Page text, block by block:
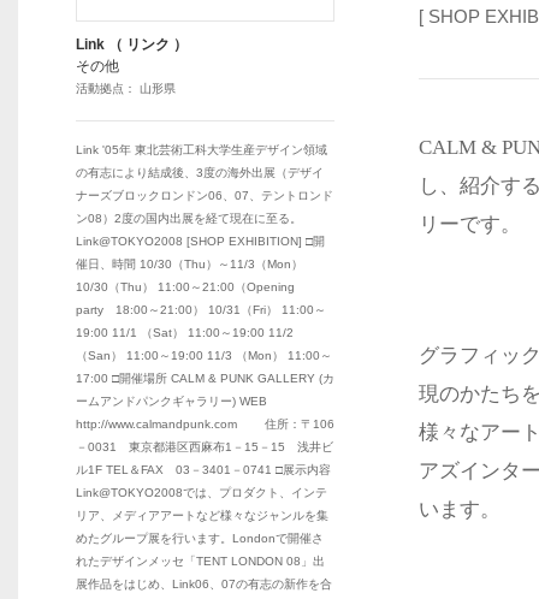
[ SHOP
CALM &
し、紹介す
リーです。
グラフィッ
現のかたち
様々なアー
アズインタ
います。
Link （ リンク ）
その他
活動拠点： 山形県
Link '05年 東北芸術工科大学生産デザイン領域
の有志により結成後、3度の海外出展（デザイ
ナーズブロックロンドン06、07、テントロンド
ン08）2度の国内出展を経て現在に至る。
Link@TOKYO2008 [SHOP EXHIBITION] □開
催日、時間 10/30（Thu）～11/3（Mon）
10/30（Thu） 11:00～21:00（Opening
party 18:00～21:00） 10/31（Fri） 11:00～
19:00 11/1 （Sat） 11:00～19:00 11/2
（San） 11:00～19:00 11/3 （Mon） 11:00～
17:00 □開催場所 CALM & PUNK GALLERY (カ
ームアンドパンクギャラリー) WEB
http://www.calmandpunk.com 住所：〒106
－0031 東京都港区西麻布1－15－15 浅井ビ
ル1F TEL＆FAX 03－3401－0741 □展示内容
Link@TOKYO2008では、プロダクト、インテ
リア、メディアアートなど様々なジャンルを集
めたグループ展を行います。Londonで開催さ
れたデザインメッセ「TENT LONDON 08」出
展作品をはじめ、Link06、07の有志の新作を合